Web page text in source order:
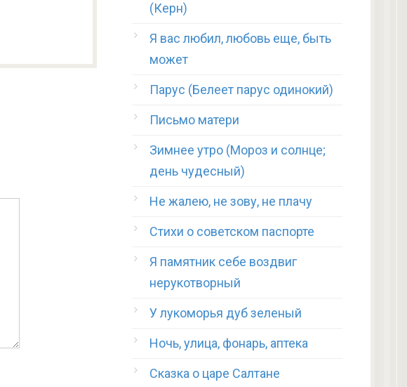
(Керн)
Я вас любил, любовь еще, быть
может
Парус (Белеет парус одинокий)
Письмо матери
Зимнее утро (Мороз и солнце;
день чудесный)
Не жалею, не зову, не плачу
Стихи о советском паспорте
Я памятник себе воздвиг
нерукотворный
У лукоморья дуб зеленый
Ночь, улица, фонарь, аптека
Сказка о царе Салтане